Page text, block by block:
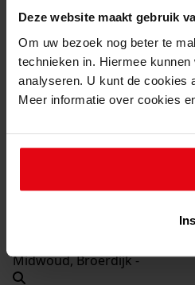
Deze website maakt gebruik
Om uw bezoek nog beter te
technieken in. Hiermee
analyseren. U kunt de cookies
Meer informatie over cookies
1040Oprichten van een
en stal, 1977-1979
Datering:
1977-1979
Beschrijving:
stal
20-02-1978
Midwoud, Broerdijk -